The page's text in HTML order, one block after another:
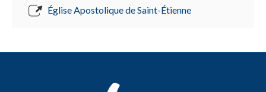
Église Apostolique de Saint-Étienne